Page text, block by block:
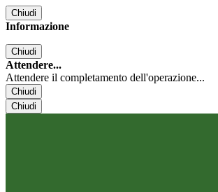
Chiudi
Informazione
Chiudi
Attendere...
Attendere il completamento dell'operazione...
Chiudi
Chiudi